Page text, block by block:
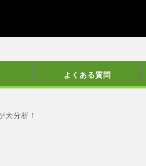
よくある質問
大分析！